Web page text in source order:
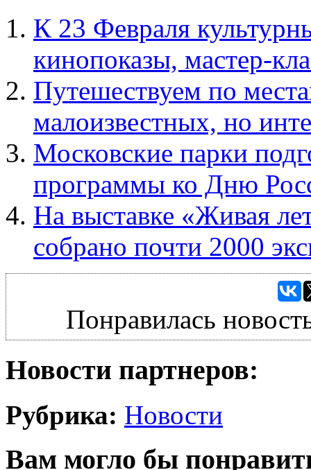
К 23 Февраля
кинопоказы, мастер-
Путешествуем по
малоизвестных, но
Московские парки
программы ко Дню
На выставке «Живая
собрано почти 2000
Понравилась
Новости партнеров:
Рубрика: Новости
Вам могло бы